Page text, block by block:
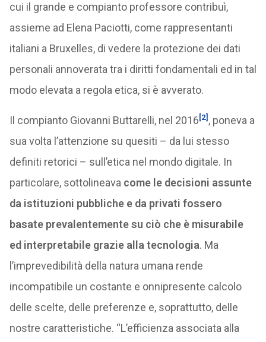
cui il grande e compianto professore contribuì,
assieme ad Elena Paciotti, come rappresentanti
italiani a Bruxelles, di vedere la protezione dei dati
personali annoverata tra i diritti fondamentali ed in tal
modo elevata a regola etica, si è avverato.
Il compianto Giovanni Buttarelli, nel 2016[2] , poneva a
sua volta l’attenzione su quesiti – da lui stesso
definiti retorici – sull’etica nel mondo digitale. In
particolare, sottolineava come le decisioni assunte
da istituzioni pubbliche e da privati fossero
basate prevalentemente su ciò che è misurabile
ed interpretabile grazie alla tecnologia. Ma
l’imprevedibilità della natura umana rende
incompatibile un costante e onnipresente calcolo
delle scelte, delle preferenze e, soprattutto, delle
nostre caratteristiche. “L’efficienza associata alla